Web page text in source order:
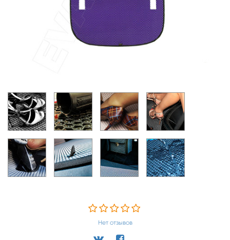
Нет отзывов